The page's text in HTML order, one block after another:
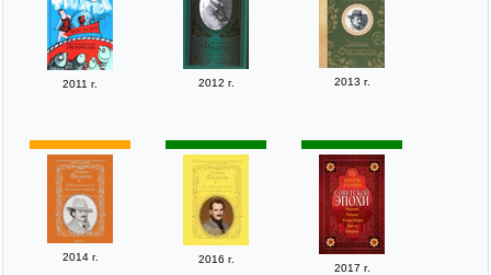
2011 г. 2012 г. 2013 г.
2014 г. 2016 г.
2017 г.